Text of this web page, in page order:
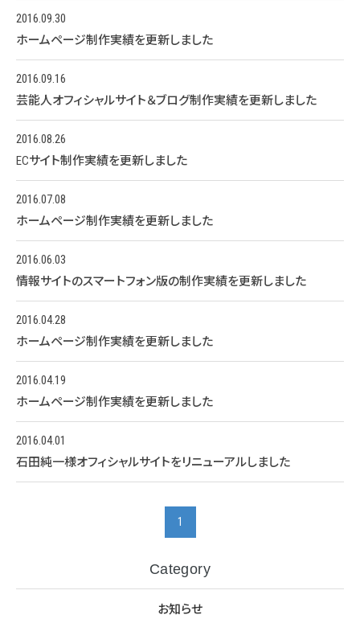
2016.09.30
ホームページ制作実績を更新しました
2016.09.16
芸能人オフィシャルサイト＆ブログ制作実績を更新しました
2016.08.26
ECサイト制作実績を更新しました
2016.07.08
ホームページ制作実績を更新しました
2016.06.03
情報サイトのスマートフォン版の制作実績を更新しました
2016.04.28
ホームページ制作実績を更新しました
2016.04.19
ホームページ制作実績を更新しました
2016.04.01
石田純一様オフィシャルサイトをリニューアルしました
1
Category
お知らせ